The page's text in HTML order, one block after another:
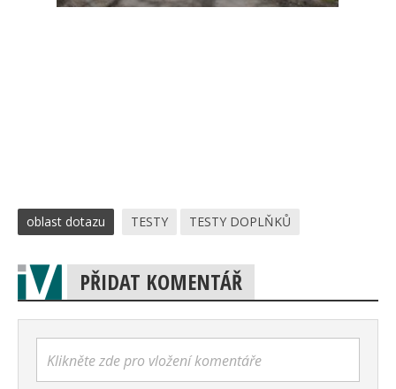
oblast dotazu TESTY TESTY DOPLŇKŮ
PŘIDAT KOMENTÁŘ
Klikněte zde pro vložení komentáře